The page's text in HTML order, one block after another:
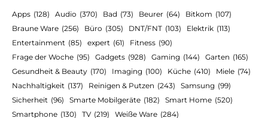
Apps (128) Audio (370) Bad (73) Beurer (64) Bitkom (107)
Braune Ware (256) Büro (305) DNT/FNT (103) Elektrik (113)
Entertainment (85) expert (61) Fitness (90)
Frage der Woche (95) Gadgets (928) Gaming (144) Garten (165)
Gesundheit & Beauty (170) Imaging (100) Küche (410) Miele (74)
Nachhaltigkeit (137) Reinigen & Putzen (243) Samsung (99)
Sicherheit (96) Smarte Mobilgeräte (182) Smart Home (520)
Smartphone (130) TV (219) Weiße Ware (284)